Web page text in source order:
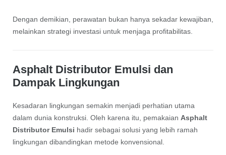
Dengan demikian, perawatan bukan hanya sekadar kewajiban,
melainkan strategi investasi untuk menjaga profitabilitas.
Asphalt Distributor Emulsi dan
Dampak Lingkungan
Kesadaran lingkungan semakin menjadi perhatian utama
dalam dunia konstruksi. Oleh karena itu, pemakaian Asphalt
Distributor Emulsi hadir sebagai solusi yang lebih ramah
lingkungan dibandingkan metode konvensional.